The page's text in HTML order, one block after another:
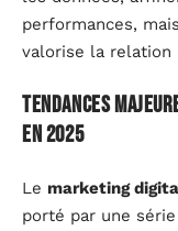
performances,
valorise la relation
Tendances
en 2025
Le marketing
porté par une série